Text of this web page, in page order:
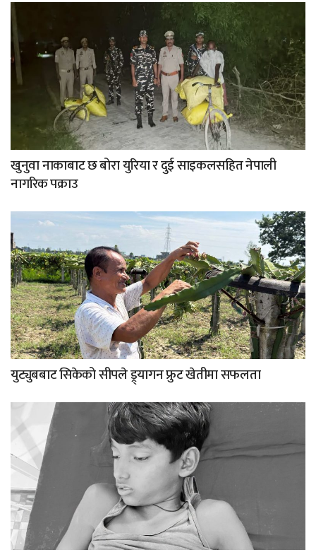
खुनुवा नाकाबाट छ बोरा युरिया र दुई साइकलसहित नेपाली
नागरिक पक्राउ
युट्युबबाट सिकेको सीपले ड्र्यागन फ्रुट खेतीमा सफलता